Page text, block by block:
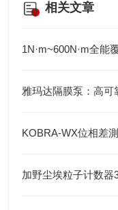
相关文章
雅玛达隔膜泵：高